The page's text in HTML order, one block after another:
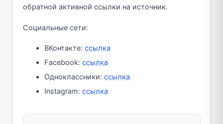
обратной активной ссылки на источник.
Социальные сети:
ВКонтакте: ссылка
Facebook: ссылка
Одноклассники: ссылка
Instagram: ссылка